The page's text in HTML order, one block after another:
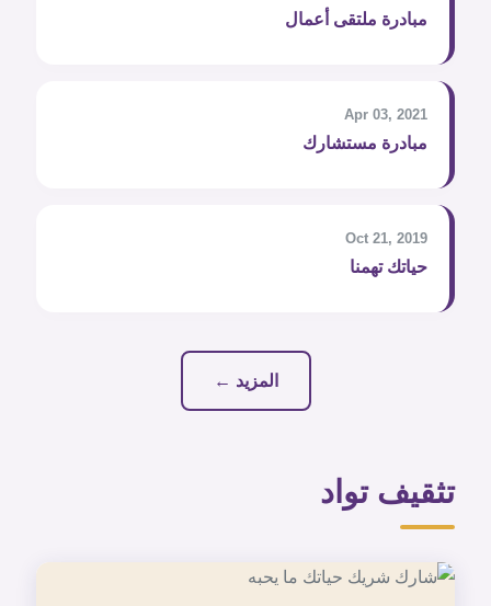
مبادرة ملتقى أعمال
Apr 03, 2021
مبادرة مستشارك
Oct 21, 2019
حياتك تهمنا
المزيد ←
تثقيف تواد